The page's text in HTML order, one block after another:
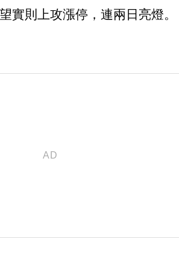
實則上攻漲停，連兩日亮燈。